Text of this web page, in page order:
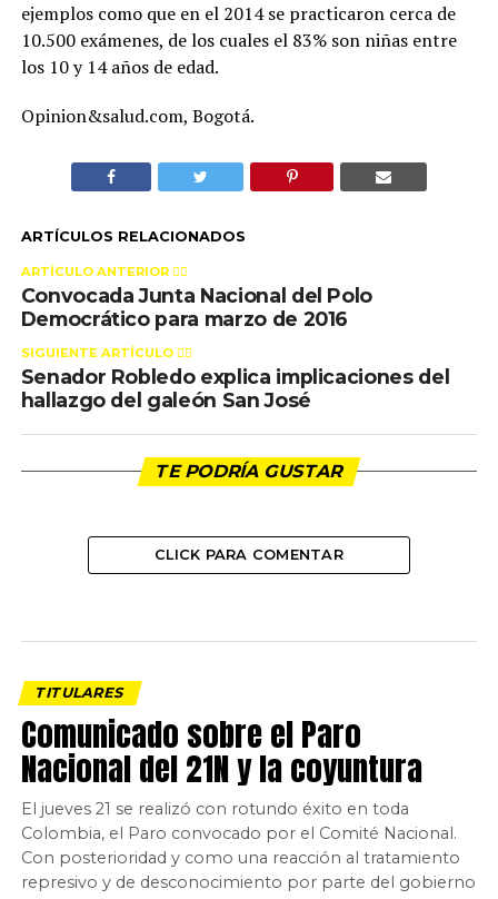
ejemplos como que en el 2014 se practicaron cerca de
10.500 exámenes, de los cuales el 83% son niñas entre
los 10 y 14 años de edad.
Opinion&salud.com, Bogotá.
ARTÍCULOS RELACIONADOS
ARTÍCULO ANTERIOR 👉🏻
Convocada Junta Nacional del Polo
Democrático para marzo de 2016
SIGUIENTE ARTÍCULO 👈🏻
Senador Robledo explica implicaciones del
hallazgo del galeón San José
TE PODRÍA GUSTAR
CLICK PARA COMENTAR
TITULARES
Comunicado sobre el Paro
Nacional del 21N y la coyuntura
El jueves 21 se realizó con rotundo éxito en toda
Colombia, el Paro convocado por el Comité Nacional.
Con posterioridad y como una reacción al tratamiento
represivo y de desconocimiento por parte del gobierno